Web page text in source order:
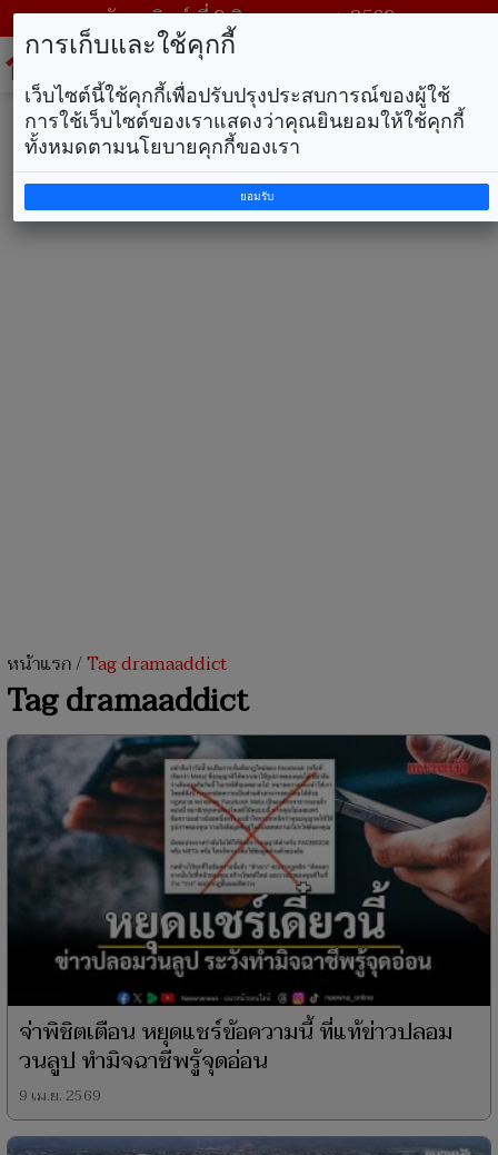
วันอาทิตย์ ที่ 9 สิงหาคม พ.ศ. 2569
หน้าแรก/Tag dramaaddict
Tag dramaaddict
จ่าพิชิตเตือน หยุดแชร์ข้อความนี้ ที่แท้ข่าวปลอม
วนลูป ทำมิจฉาชีพรู้จุดอ่อน
9 เม.ย. 2569
การเก็บและใช้คุกกี้
เว็บไซต์นี้ใช้คุกกี้เพื่อปรับปรุงประสบการณ์ของผู้ใช้
การใช้เว็บไซต์ของเราแสดงว่าคุณยินยอมให้ใช้คุกกี้
ทั้งหมดตามนโยบายคุกกี้ของเรา
ยอมรับ